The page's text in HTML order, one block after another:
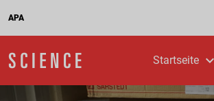
APA
Startseite